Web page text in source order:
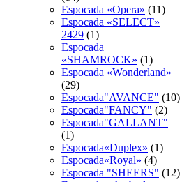
Espocada «Opera» (11)
Espocada «SELECT»
2429 (1)
Espocada
«SHAMROCK» (1)
Espocada «Wonderland»
(29)
Espocada"AVANCE" (10)
Espocada"FANCY" (2)
Espocada"GALLANT"
(1)
Espocada«Duplex» (1)
Espocada«Royal» (4)
Espocadа "SHEERS" (12)